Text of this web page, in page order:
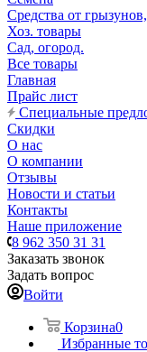
Средства от
Хоз. товары
Сад, огород.
Все товары
Главная
Прайс лист
Специальные
Скидки
О нас
О компании
Отзывы
Новости и статьи
Контакты
Наше приложение
8 962 350 31 31
Заказать звонок
Задать вопрос
Войти
Корзина0
Избранные